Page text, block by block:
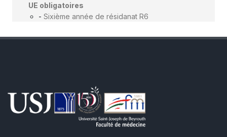
UE obligatoires
- Sixième année de résidanat R6